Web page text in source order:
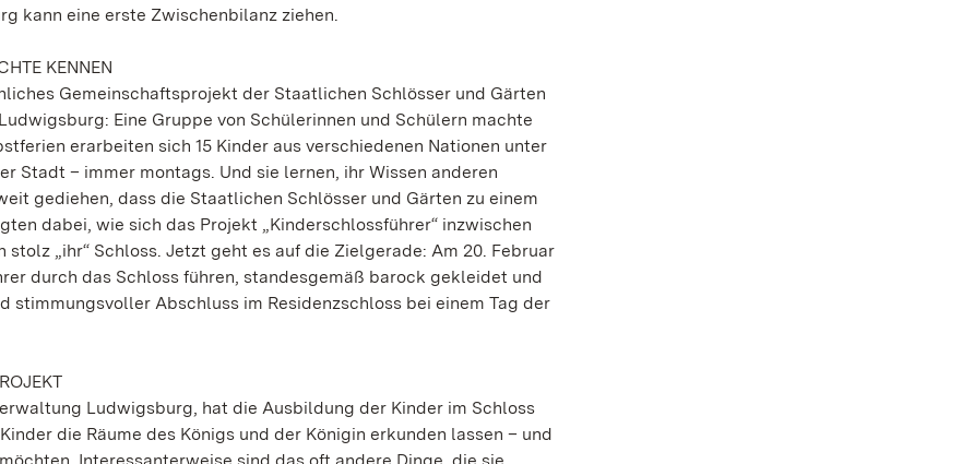
kann eine erste Zwischenbilanz ziehen.
KENNEN
Gemeinschaftsprojekt der Staatlichen Schlösser und Gärten
Eine Gruppe von Schülerinnen und Schülern machte
erarbeiten sich 15 Kinder aus verschiedenen Nationen unter
Stadt – immer montags. Und sie lernen, ihr Wissen anderen
gediehen, dass die Staatlichen Schlösser und Gärten zu einem
dabei, wie sich das Projekt „Kinderschlossführer“ inzwischen
„ihr“ Schloss. Jetzt geht es auf die Zielgerade: Am 20. Februar
durch das Schloss führen, standesgemäß barock gekleidet und
Abschluss im Residenzschloss bei einem Tag der
Ludwigsburg, hat die Ausbildung der Kinder im Schloss
die Räume des Königs und der Königin erkunden lassen – und